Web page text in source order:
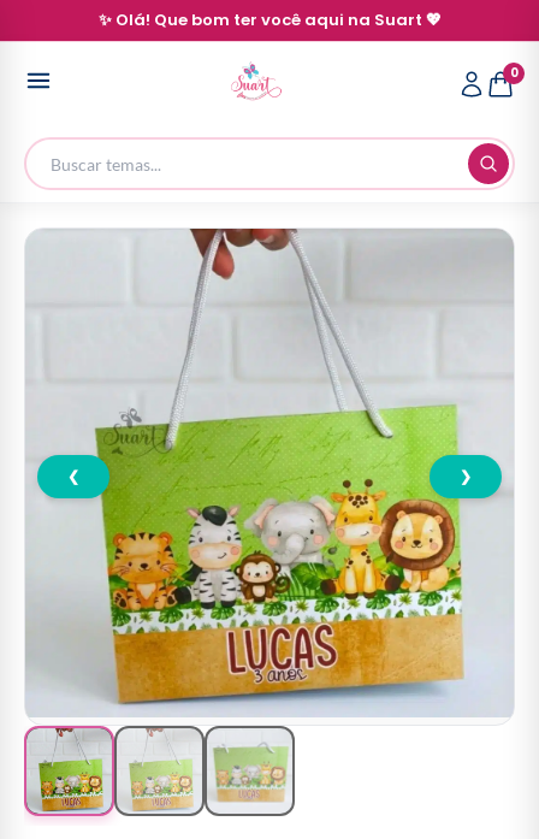
✨ Olá! Que bom ter você aqui na Suart 💖
0
❮ ❯